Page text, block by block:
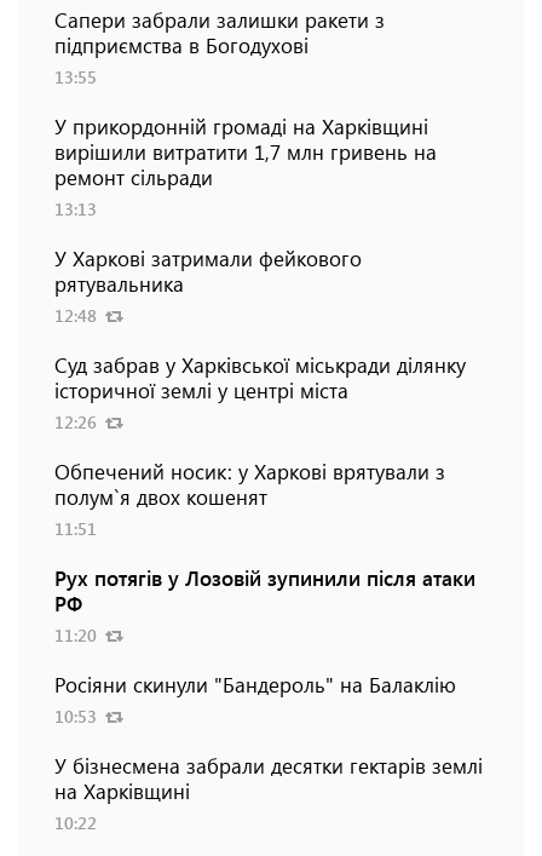
Сапери забрали залишки ракети з
підприємства в Богодухові
13:55
У прикордонній громаді на Харківщині
вирішили витратити 1,7 млн гривень на
ремонт сільради
13:13
У Харкові затримали фейкового
рятувальника
12:48
Суд забрав у Харківської міськради ділянку
історичної землі у центрі міста
12:26
Обпечений носик: у Харкові врятували з
полум`я двох кошенят
11:51
Рух потягів у Лозовій зупинили після атаки
РФ
11:20
Росіяни скинули "Бандероль" на Балаклію
10:53
У бізнесмена забрали десятки гектарів землі
на Харківщині
10:22